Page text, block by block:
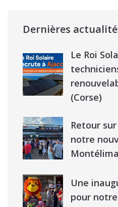
Dernières
Le Roi
(Corse)
Retour
notre
Une
pour